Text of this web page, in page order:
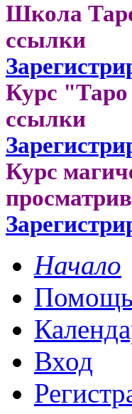
Школа
ссылки
Курс "Таро
ссылки
Курс
Начало
Помощь
Вход